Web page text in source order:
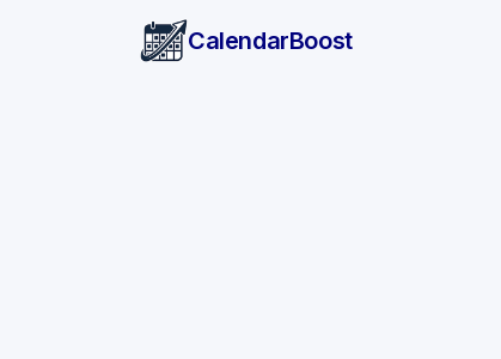
CalendarBoost